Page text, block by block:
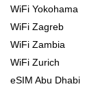
WiFi Yokohama
WiFi Zagreb
WiFi Zambia
WiFi Zurich
eSIM Abu Dhabi